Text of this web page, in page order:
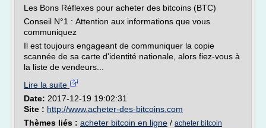
Les Bons Réflexes pour acheter des bitcoins (BTC)
Conseil N°1 : Attention aux informations que vous
communiquez
Il est toujours engageant de communiquer la copie
scannée de sa carte d'identité nationale, alors fiez-vous à
la liste de vendeurs...
Lire la suite
Date: 2017-12-19 19:02:31
Site : http://www.acheter-des-bitcoins.com
Thèmes liés : acheter bitcoin en ligne / acheter bitcoin